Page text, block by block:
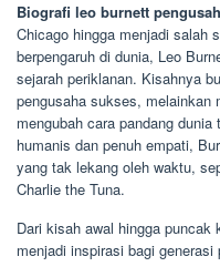
Biografi leo burnett
Chicago hingga menjadi salah
berpengaruh di dunia, Leo
sejarah periklanan. Kisahnya
pengusaha sukses, melainkan
mengubah cara pandang
humanis dan penuh empati,
yang tak lekang oleh waktu,
Charlie the Tuna.
Dari kisah awal hingga
menjadi inspirasi bagi